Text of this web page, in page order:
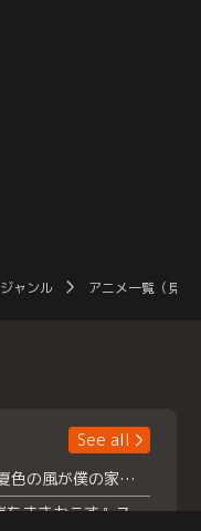
ジャンル アニメ一覧（見放
See all
浮所飛貴主演！ 【夏色の風が僕の家にやってきた】 本日よりテラサで独占配信スタート！
『夏色の雲が恋と嵐をまきおこす』スペシャルメイキング 【Part1】2026年７月18日（土）23時30分～配信スタート！話題のシーンの裏側を大公開！豪華キャスト大集合！ 『武宮家 真夏の家族会議』開催！